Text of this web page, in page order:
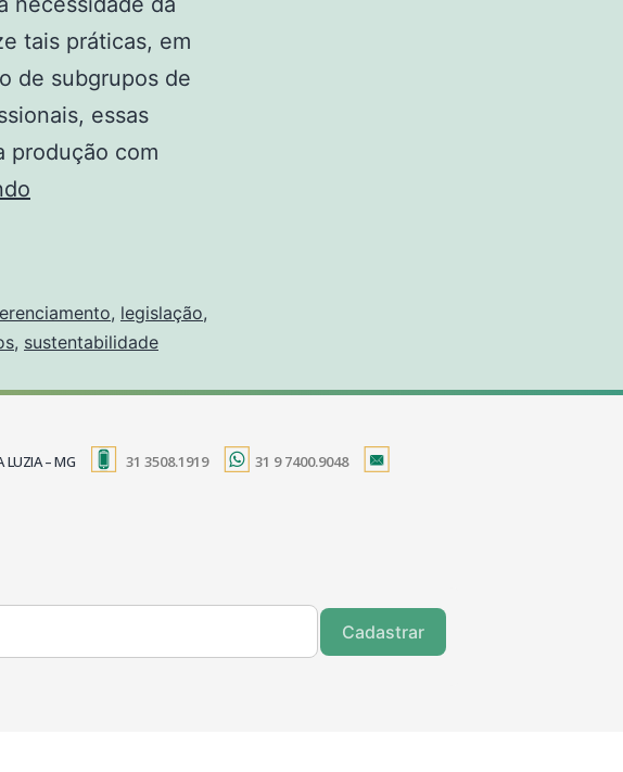
tais práticas, em
de subgrupos de
essas
produção com
, legislação,
, sustentabilidade
LUZIA – MG 31 3508.1919 31 9 7400.9048
Cadastrar